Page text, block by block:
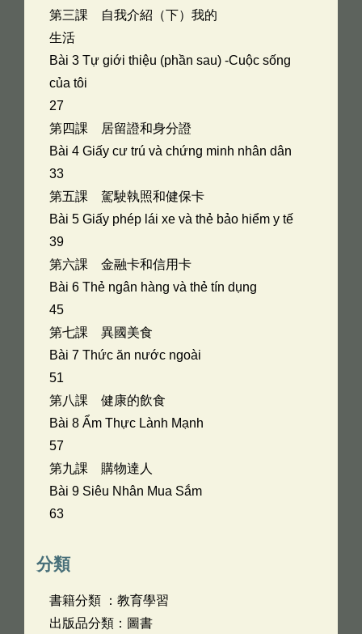
第三課 自我介紹（下）我的
生活
Bài 3 Tự giới thiệu (phần sau) -Cuộc sống
của tôi
27
第四課 居留證和身分證
Bài 4 Giấy cư trú và chứng minh nhân dân
33
第五課 駕駛執照和健保卡
Bài 5 Giấy phép lái xe và thẻ bảo hiểm y tế
39
第六課 金融卡和信用卡
Bài 6 Thẻ ngân hàng và thẻ tín dụng
45
第七課 異國美食
Bài 7 Thức ăn nước ngoài
51
第八課 健康的飲食
Bài 8 Ẩm Thực Lành Mạnh
57
第九課 購物達人
Bài 9 Siêu Nhân Mua Sắm
63
分類
書籍分類 ：教育學習
出版品分類：圖書